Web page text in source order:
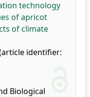
technology
of apricot
of climate
identifier:
Biological